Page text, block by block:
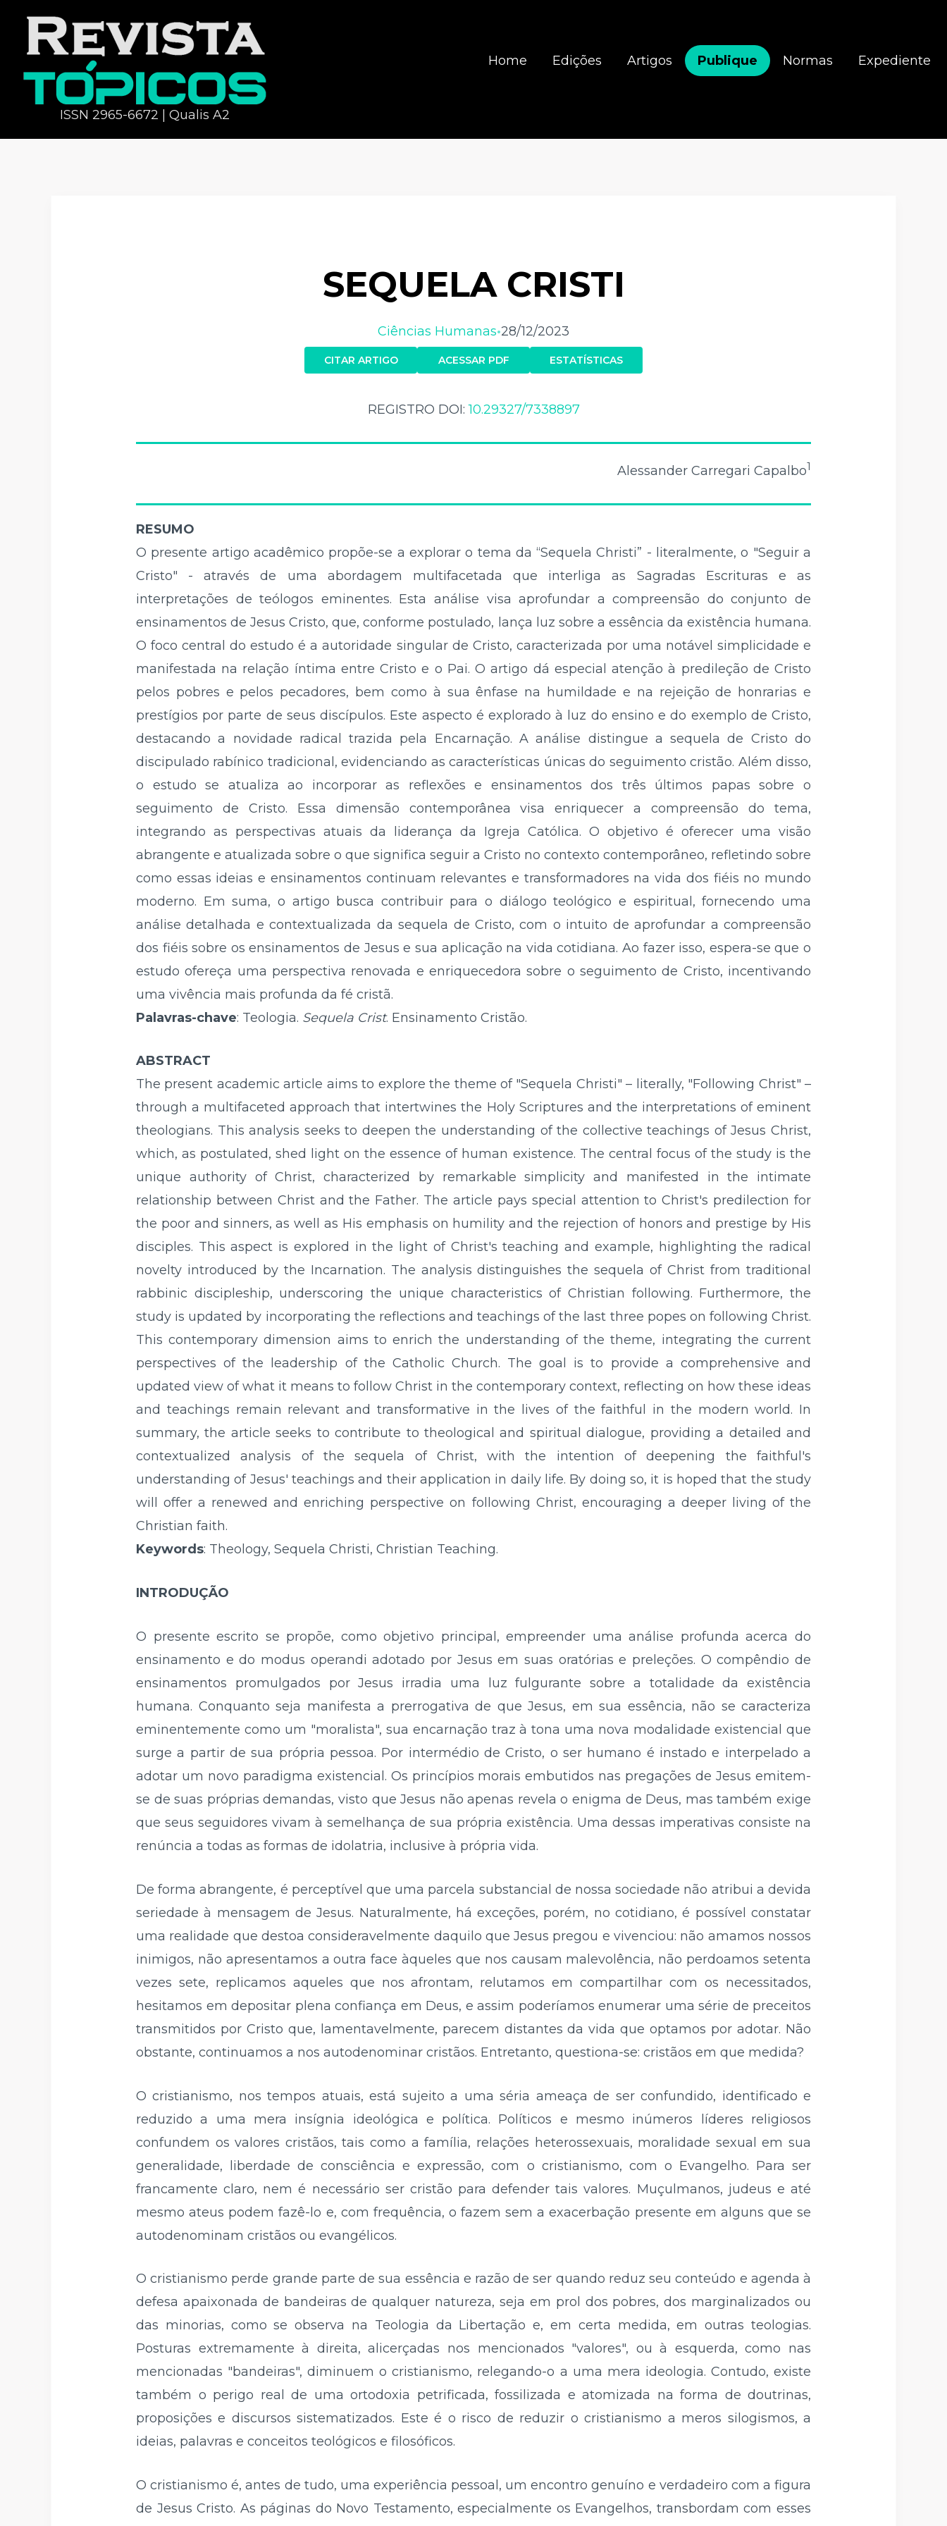
ISSN 2965-6672 | Qualis A2
Home Edições Artigos Publique Normas Expediente
SEQUELA CRISTI
Ciências Humanas•28/12/2023
CITAR ARTIGO ACESSAR PDF ESTATÍSTICAS
REGISTRO DOI:10.29327/7338897
Alessander Carregari Capalbo1
RESUMO
O presente artigo acadêmico propõe-se a explorar o tema da “Sequela Christi” - literalmente, o "Seguir a
Cristo" - através de uma abordagem multifacetada que interliga as Sagradas Escrituras e as
interpretações de teólogos eminentes. Esta análise visa aprofundar a compreensão do conjunto de
ensinamentos de Jesus Cristo, que, conforme postulado, lança luz sobre a essência da existência humana.
O foco central do estudo é a autoridade singular de Cristo, caracterizada por uma notável simplicidade e
manifestada na relação íntima entre Cristo e o Pai. O artigo dá especial atenção à predileção de Cristo
pelos pobres e pelos pecadores, bem como à sua ênfase na humildade e na rejeição de honrarias e
prestígios por parte de seus discípulos. Este aspecto é explorado à luz do ensino e do exemplo de Cristo,
destacando a novidade radical trazida pela Encarnação. A análise distingue a sequela de Cristo do
discipulado rabínico tradicional, evidenciando as características únicas do seguimento cristão. Além disso,
o estudo se atualiza ao incorporar as reflexões e ensinamentos dos três últimos papas sobre o
seguimento de Cristo. Essa dimensão contemporânea visa enriquecer a compreensão do tema,
integrando as perspectivas atuais da liderança da Igreja Católica. O objetivo é oferecer uma visão
abrangente e atualizada sobre o que significa seguir a Cristo no contexto contemporâneo, refletindo sobre
como essas ideias e ensinamentos continuam relevantes e transformadores na vida dos fiéis no mundo
moderno. Em suma, o artigo busca contribuir para o diálogo teológico e espiritual, fornecendo uma
análise detalhada e contextualizada da sequela de Cristo, com o intuito de aprofundar a compreensão
dos fiéis sobre os ensinamentos de Jesus e sua aplicação na vida cotidiana. Ao fazer isso, espera-se que o
estudo ofereça uma perspectiva renovada e enriquecedora sobre o seguimento de Cristo, incentivando
uma vivência mais profunda da fé cristã.
Palavras-chave: Teologia. Sequela Crist. Ensinamento Cristão.
ABSTRACT
The present academic article aims to explore the theme of "Sequela Christi" – literally, "Following Christ" –
through a multifaceted approach that intertwines the Holy Scriptures and the interpretations of eminent
theologians. This analysis seeks to deepen the understanding of the collective teachings of Jesus Christ,
which, as postulated, shed light on the essence of human existence. The central focus of the study is the
unique authority of Christ, characterized by remarkable simplicity and manifested in the intimate
relationship between Christ and the Father. The article pays special attention to Christ's predilection for
the poor and sinners, as well as His emphasis on humility and the rejection of honors and prestige by His
disciples. This aspect is explored in the light of Christ's teaching and example, highlighting the radical
novelty introduced by the Incarnation. The analysis distinguishes the sequela of Christ from traditional
rabbinic discipleship, underscoring the unique characteristics of Christian following. Furthermore, the
study is updated by incorporating the reflections and teachings of the last three popes on following Christ.
This contemporary dimension aims to enrich the understanding of the theme, integrating the current
perspectives of the leadership of the Catholic Church. The goal is to provide a comprehensive and
updated view of what it means to follow Christ in the contemporary context, reflecting on how these ideas
and teachings remain relevant and transformative in the lives of the faithful in the modern world. In
summary, the article seeks to contribute to theological and spiritual dialogue, providing a detailed and
contextualized analysis of the sequela of Christ, with the intention of deepening the faithful's
understanding of Jesus' teachings and their application in daily life. By doing so, it is hoped that the study
will offer a renewed and enriching perspective on following Christ, encouraging a deeper living of the
Christian faith.
Keywords: Theology, Sequela Christi, Christian Teaching.
INTRODUÇÃO
O presente escrito se propõe, como objetivo principal, empreender uma análise profunda acerca do
ensinamento e do modus operandi adotado por Jesus em suas oratórias e preleções. O compêndio de
ensinamentos promulgados por Jesus irradia uma luz fulgurante sobre a totalidade da existência
humana. Conquanto seja manifesta a prerrogativa de que Jesus, em sua essência, não se caracteriza
eminentemente como um "moralista", sua encarnação traz à tona uma nova modalidade existencial que
surge a partir de sua própria pessoa. Por intermédio de Cristo, o ser humano é instado e interpelado a
adotar um novo paradigma existencial. Os princípios morais embutidos nas pregações de Jesus emitem-
se de suas próprias demandas, visto que Jesus não apenas revela o enigma de Deus, mas também exige
que seus seguidores vivam à semelhança de sua própria existência. Uma dessas imperativas consiste na
renúncia a todas as formas de idolatria, inclusive à própria vida.
De forma abrangente, é perceptível que uma parcela substancial de nossa sociedade não atribui a devida
seriedade à mensagem de Jesus. Naturalmente, há exceções, porém, no cotidiano, é possível constatar
uma realidade que destoa consideravelmente daquilo que Jesus pregou e vivenciou: não amamos nossos
inimigos, não apresentamos a outra face àqueles que nos causam malevolência, não perdoamos setenta
vezes sete, replicamos aqueles que nos afrontam, relutamos em compartilhar com os necessitados,
hesitamos em depositar plena confiança em Deus, e assim poderíamos enumerar uma série de preceitos
transmitidos por Cristo que, lamentavelmente, parecem distantes da vida que optamos por adotar. Não
obstante, continuamos a nos autodenominar cristãos. Entretanto, questiona-se: cristãos em que medida?
O cristianismo, nos tempos atuais, está sujeito a uma séria ameaça de ser confundido, identificado e
reduzido a uma mera insígnia ideológica e política. Políticos e mesmo inúmeros líderes religiosos
confundem os valores cristãos, tais como a família, relações heterossexuais, moralidade sexual em sua
generalidade, liberdade de consciência e expressão, com o cristianismo, com o Evangelho. Para ser
francamente claro, nem é necessário ser cristão para defender tais valores. Muçulmanos, judeus e até
mesmo ateus podem fazê-lo e, com frequência, o fazem sem a exacerbação presente em alguns que se
autodenominam cristãos ou evangélicos.
O cristianismo perde grande parte de sua essência e razão de ser quando reduz seu conteúdo e agenda à
defesa apaixonada de bandeiras de qualquer natureza, seja em prol dos pobres, dos marginalizados ou
das minorias, como se observa na Teologia da Libertação e, em certa medida, em outras teologias.
Posturas extremamente à direita, alicerçadas nos mencionados "valores", ou à esquerda, como nas
mencionadas "bandeiras", diminuem o cristianismo, relegando-o a uma mera ideologia. Contudo, existe
também o perigo real de uma ortodoxia petrificada, fossilizada e atomizada na forma de doutrinas,
proposições e discursos sistematizados. Este é o risco de reduzir o cristianismo a meros silogismos, a
ideias, palavras e conceitos teológicos e filosóficos.
O cristianismo é, antes de tudo, uma experiência pessoal, um encontro genuíno e verdadeiro com a figura
de Jesus Cristo. As páginas do Novo Testamento, especialmente os Evangelhos, transbordam com esses